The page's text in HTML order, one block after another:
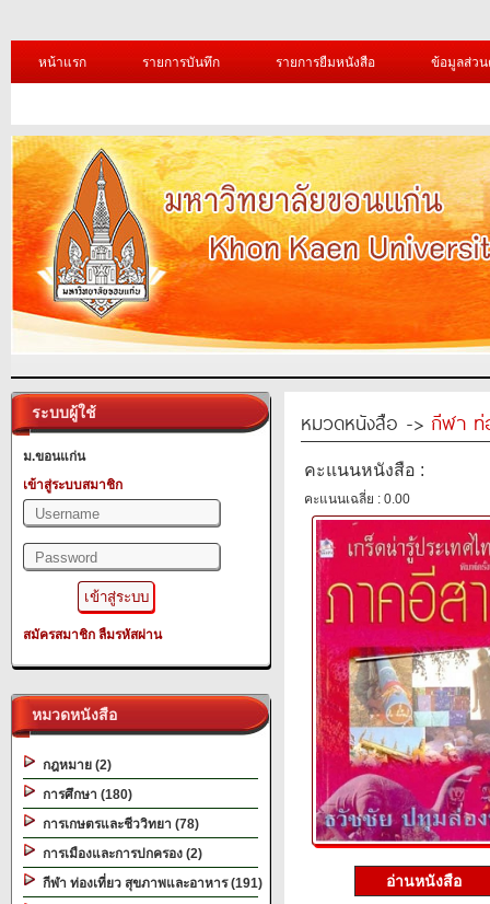
หน้าแรก รายการบันทึก รายการยืมหนังสือ ข้อมูลส่ว
ระบบผู้ใช้
ม.ขอนแก่น
เข้าสู่ระบบสมาชิก
สมัครสมาชิก ลืมรหัสผ่าน
หมวดหนังสือ
กฎหมาย (2)
การศึกษา (180)
การเกษตรและชีววิทยา (78)
การเมืองและการปกครอง (2)
กีฬา ท่องเที่ยว สุขภาพและอาหาร (191)
หมวดหนังสือ -> กีฬา ท่
คะแนนหนังสือ :
คะแนนเฉลี่ย : 0.00
อ่านหนังสือ